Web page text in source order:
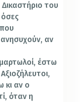
του
αν
έστω
κι αν ο
όταν η